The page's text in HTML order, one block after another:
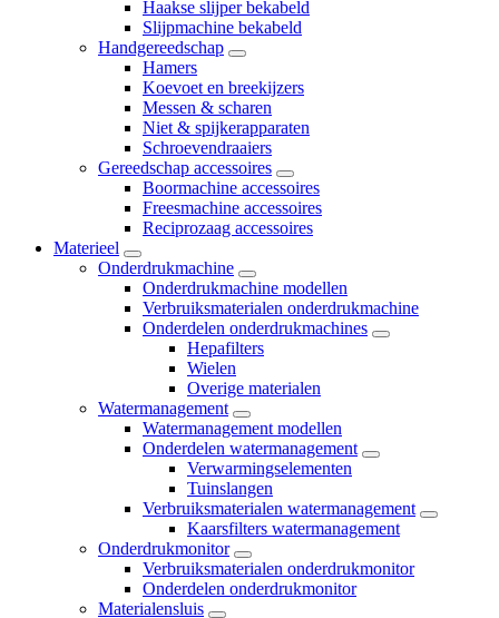
Haakse slijper bekabeld
Slijpmachine bekabeld
Handgereedschap
Hamers
Koevoet en breekijzers
Messen & scharen
Niet & spijkerapparaten
Schroevendraaiers
Gereedschap accessoires
Boormachine accessoires
Freesmachine accessoires
Reciprozaag accessoires
Materieel
Onderdrukmachine
Onderdrukmachine modellen
Verbruiksmaterialen onderdrukmachine
Onderdelen onderdrukmachines
Hepafilters
Wielen
Overige materialen
Watermanagement
Watermanagement modellen
Onderdelen watermanagement
Verwarmingselementen
Tuinslangen
Verbruiksmaterialen watermanagement
Kaarsfilters watermanagement
Onderdrukmonitor
Verbruiksmaterialen onderdrukmonitor
Onderdelen onderdrukmonitor
Materialensluis